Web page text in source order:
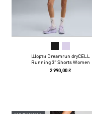
Шорти Dreamrun dryCELL
Running 3" Shorts Women
2 990,00 ₴